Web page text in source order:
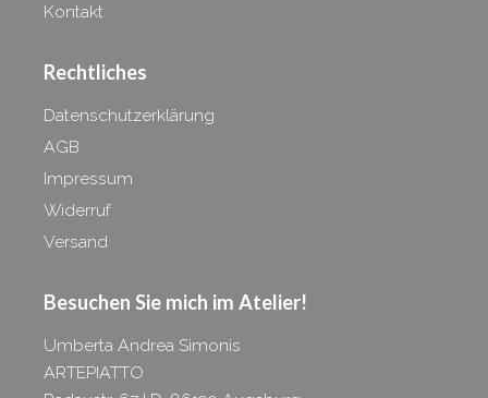
Kontakt
Rechtliches
Datenschutzerklärung
AGB
Impressum
Widerruf
Versand
Besuchen Sie mich im Atelier!
Umberta Andrea Simonis
ARTEPIATTO